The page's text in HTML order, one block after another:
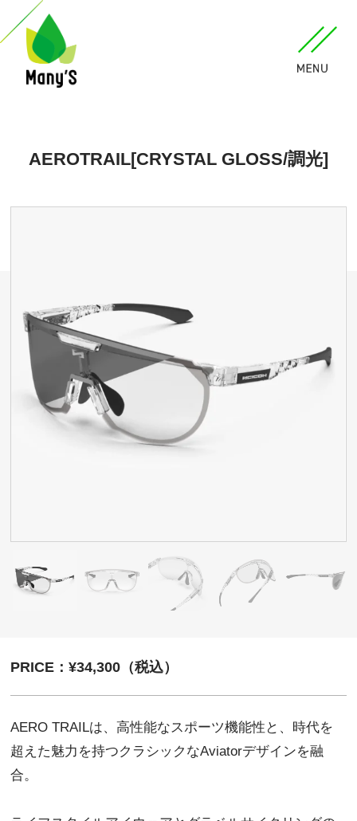
AEROTRAIL[CRYSTAL GLOSS/調光]
PRICE：¥34,300（税込）
AERO TRAILは、高性能なスポーツ機能性と、時代を
超えた魅力を持つクラシックなAviatorデザインを融
合。